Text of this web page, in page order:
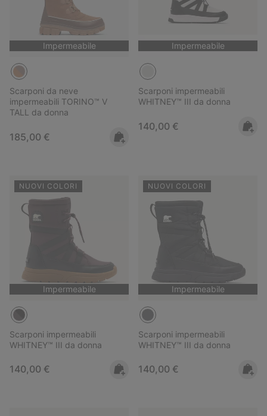
Impermeabile
Scarponi da neve
impermeabili TORINO™ V
TALL da donna
Regular price:
185,00 €
Impermeabile
Scarponi impermeabili
WHITNEY™ III da donna
Regular price:
140,00 €
NUOVI COLORI
Impermeabile
Scarponi impermeabili
WHITNEY™ III da donna
Regular price:
140,00 €
NUOVI COLORI
Impermeabile
Scarponi impermeabili
WHITNEY™ III da donna
Regular price:
140,00 €